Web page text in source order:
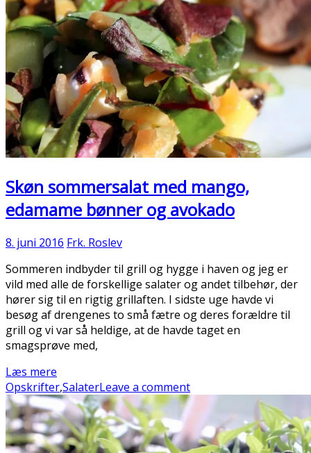
Skøn sommersalat med mango,
edamame bønner og avokado
8. juni 2016 Frk. Roslev
Sommeren indbyder til grill og hygge i haven og jeg er
vild med alle de forskellige salater og andet tilbehør, der
hører sig til en rigtig grillaften. I sidste uge havde vi
besøg af drengenes to små fætre og deres forældre til
grill og vi var så heldige, at de havde taget en
smagsprøve med,
Læs mere
Opskrifter,SalaterLeave a comment